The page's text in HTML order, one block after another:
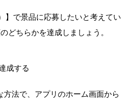
】で景品に応募したいと考えてい
どちらかを達成しましょう。
成する
方法で、アプリのホーム画面から